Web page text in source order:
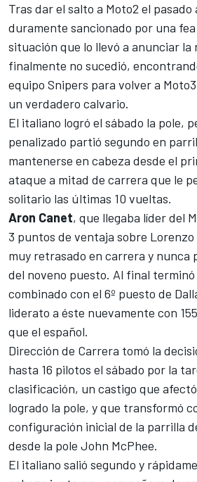
Tras dar el salto a Moto2 el
duramente sancionado por una
situación que lo llevó a anunciar la
finalmente no sucedió,
equipo Snipers para volver a
un verdadero calvario.
El italiano logró el sábado la pole,
penalizado partió segundo en
mantenerse en cabeza desde el
ataque a mitad de carrera que le
solitario las últimas 10 vueltas.
Aron Canet, que llegaba líder del
3 puntos de ventaja sobre Lorenzo
muy retrasado en carrera y nunca
del noveno puesto. Al final terminó
combinado con el 6º puesto de
liderato a éste nuevamente con
que el español.
Dirección de Carrera tomó la
hasta 16 pilotos el sábado por la
clasificación, un castigo que
logrado la pole, y que transformó
configuración inicial de la parrilla
desde la pole John McPhee.
El italiano salió segundo y